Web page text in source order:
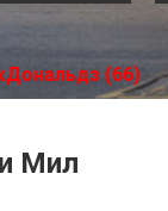
(66)
Мил